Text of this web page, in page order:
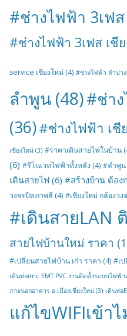
#ช่างไฟฟ้า 3เฟส
#ช่างไฟฟ้า 3เฟส เชี
service เชียงใหม่ (4) #ช่างไฟฟ้า ลำปาง
ลำพูน (48)#ช่า
(36)#ช่างไฟฟ้า เชี
เชียงใหม่ (3) #ราคาเดินสายไฟในบ้าน
(6) #รีโนเวทไฟฟ้าทั้งหลัง (4) #ลำพูน
เดินสายไฟ (6) #สร้างบ้าน ต้อง
วงจรปิดภาพสี (4) #เชียงใหม่ กล้องว
#เดินสายLAN
สายไฟบ้านใหม่ ราคา
#เปลี่ยนสายไฟบ้าน เก่า ราคา (4) #เ
เดินท่อimc EMT PVC งานติดตั้งระบบไฟฟ้
ภายนอกอาคาร อ.เมืองเชียงใหม่ (3) เดินท่อ
แก้ไขWIFIเข้า